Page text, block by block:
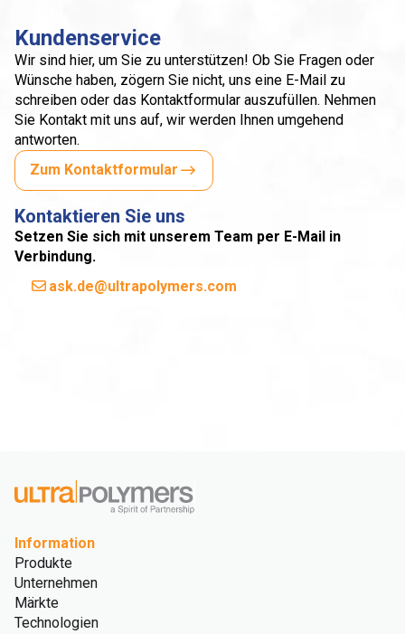
Kundenservice
Wir sind hier, um Sie zu unterstützen! Ob Sie Fragen oder
Wünsche haben, zögern Sie nicht, uns eine E-Mail zu
schreiben oder das Kontaktformular auszufüllen. Nehmen
Sie Kontakt mit uns auf, wir werden Ihnen umgehend
antworten.
Zum Kontaktformular
Kontaktieren Sie uns
Setzen Sie sich mit unserem Team per E-Mail in
Verbindung.
ask.de@ultrapolymers.com
Information
Produkte
Unternehmen
Märkte
Technologien